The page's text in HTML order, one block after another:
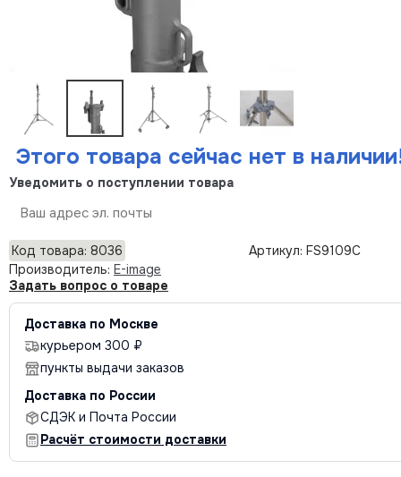
Этого товара сейчас нет в
Уведомить о поступлении товара
Код товара: 8036
Артикул: FS9109C
Производитель: E-image
Задать вопрос о товаре
Доставка по Москве
курьером 300 ₽
пункты выдачи заказов
Доставка по России
СДЭК и Почта России
Расчёт стоимости доставки